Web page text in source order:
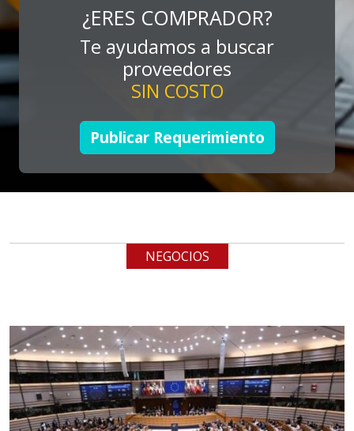
cualquiera
Aplicar al Requerimiento
Empresa en Jalisco
Requiere:
LOGÍSTICA DE CARGA LLAVE
EN MANO
Aplicar al Requerimiento
Empresa en Jalisco
Requiere:
LOGÍSTICA
Especificaciones:
cualquiera
¿ERES COMPRADOR?
Te ayudamos a buscar
proveedores
SIN COSTO
Publicar Requerimiento
NEGOCIOS